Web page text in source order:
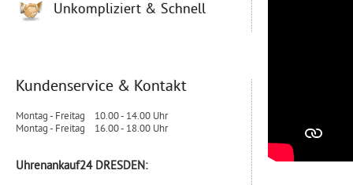
Unkompliziert & Schnell
Kundenservice & Kontakt
Montag - Freitag
10.00 - 14.00 Uhr
Montag - Freitag
16.00 - 18.00 Uhr
Uhrenankauf24 DRESDEN: